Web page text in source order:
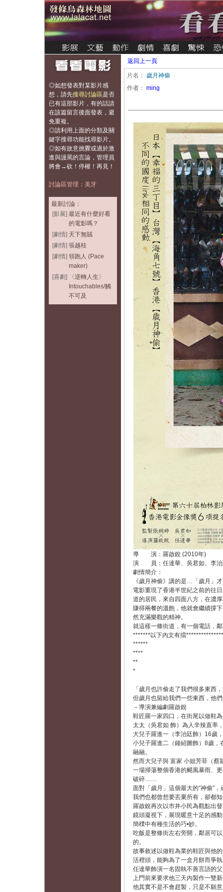
◎如想發表對某影片感
想， 請先搜尋討論區是否
已有這部影片，有的話請
在該篇留言後面發表，避
免重複。
◎請利用上面的分類及關
鍵字搜尋功能找尋影片。
◎如有故意挑釁或過於激
進與謾罵的言論，管理員
將會→砍！停權！再見！
討論區管理：美牙
最新討論：
[影展] 最近有什麼好看
的電影嗎？
[劇情] 天下無賊
[劇情] 張越桂
[劇情] 領跑人 (Pace
maker)
[喜劇]
〈逆轉人生〉
Intouchables/觸
不可及
返回上一頁
片名：
歲月神偷
作者： ming
導 演：羅啟銳 (2010年)
演 員：任達華、吳君如、李治
劇情簡介：
《歲月神偷》講的是…「歲月」
電影重現了香港半世紀之前的往
道的居民，來自四面八方，在濃
賺得兩餐的溫飽，他就會繼續撐
然充滿樂觀的精神。
就這樣一條街道，有一個電話，
*******以下內文有擂
******
****
**
*
「歲月也許偷走了我們很多東西
但歲月也留給我們一些東西，他
－導演兼編劇羅啟銳
鞋匠羅一家四口，在街尾以做鞋
太太（吳君如 飾）為人辛辣直率
大兒子羅進一（李治廷飾）16歲
小兒子羅進二（鐘紹圖飾）8歲
融融。
然而大兒子與 富家 小姐芳菲（蔡
一場掃蕩整個香港的颶風暴雨、
破碎……
面對「歲月」這個最大的“神偷”
我們也都曾想要丟棄所有，卻都
羅啟銳再次以市井小民為觀點出
鏡頭凝視下，展現暖意十足的感
簡樸中有種生活的巧•妙。
吃飯是整條街左右旁開，鄰居可
的。
故事敘述以做鞋為業的鞋匠與他
活裡頭，能夠為了一盒月餅而爭
任達華飾演一名固執不善言語的
上門前來要求他三天內製作一雙
他其實不是不會趕製，只是不願